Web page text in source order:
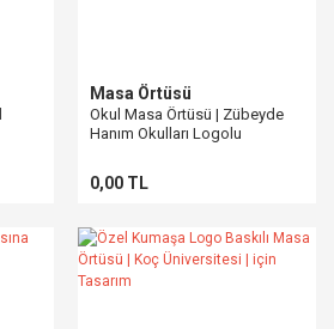
Masa Örtüsü
Okul Masa Örtüsü | Zübeyde
Hanım Okulları Logolu
0,00 TL